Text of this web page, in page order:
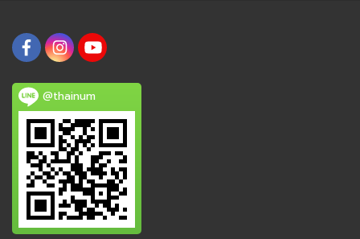
@thainum